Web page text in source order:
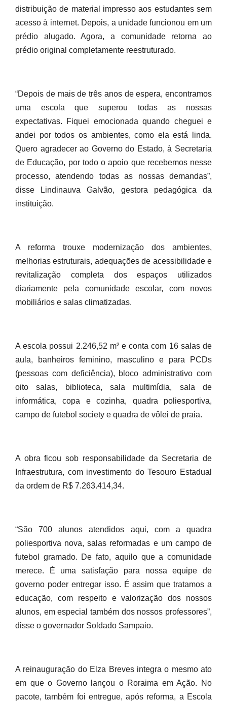
distribuição de material impresso aos estudantes sem
acesso à internet. Depois, a unidade funcionou em um
prédio alugado. Agora, a comunidade retorna ao
prédio original completamente reestruturado.
“Depois de mais de três anos de espera, encontramos
uma escola que superou todas as nossas
expectativas. Fiquei emocionada quando cheguei e
andei por todos os ambientes, como ela está linda.
Quero agradecer ao Governo do Estado, à Secretaria
de Educação, por todo o apoio que recebemos nesse
processo, atendendo todas as nossas demandas”,
disse Lindinauva Galvão, gestora pedagógica da
instituição.
A reforma trouxe modernização dos ambientes,
melhorias estruturais, adequações de acessibilidade e
revitalização completa dos espaços utilizados
diariamente pela comunidade escolar, com novos
mobiliários e salas climatizadas.
A escola possui 2.246,52 m² e conta com 16 salas de
aula, banheiros feminino, masculino e para PCDs
(pessoas com deficiência), bloco administrativo com
oito salas, biblioteca, sala multimídia, sala de
informática, copa e cozinha, quadra poliesportiva,
campo de futebol society e quadra de vôlei de praia.
A obra ficou sob responsabilidade da Secretaria de
Infraestrutura, com investimento do Tesouro Estadual
da ordem de R$ 7.263.414,34.
“São 700 alunos atendidos aqui, com a quadra
poliesportiva nova, salas reformadas e um campo de
futebol gramado. De fato, aquilo que a comunidade
merece. É uma satisfação para nossa equipe de
governo poder entregar isso. É assim que tratamos a
educação, com respeito e valorização dos nossos
alunos, em especial também dos nossos professores”,
disse o governador Soldado Sampaio.
A reinauguração do Elza Breves integra o mesmo ato
em que o Governo lançou o Roraima em Ação. No
pacote, também foi entregue, após reforma, a Escola